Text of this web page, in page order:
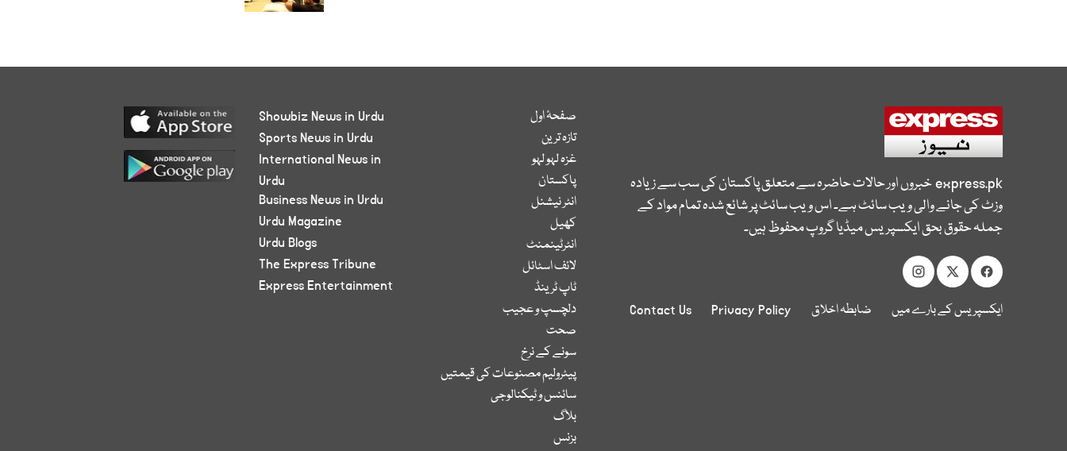
express.pkخبروں اور حالات حاضرہ سے متعلق پاکستان کی سب سے زیادہ
وزٹ کی جانے والی ویب سائٹ ہے۔ اس ویب سائٹ پر شائع شدہ تمام مواد کے
جملہ حقوق بحق ایکسپریس میڈیا گروپ محفوظ ہیں۔
ایکسپریس کے بارے میں ضابطہ اخلاق Privacy Policy
Contact Us
صفحۂ اول
تازہ ترین
غزہ لہو لہو
پاکستان
انٹر نیشنل
کھیل
انٹرٹینمنٹ
لائف اسٹائل
ٹاپ ٹرینڈ
دلچسپ و عجیب
صحت
سونے کے نرخ
پیٹرولیم مصنوعات کی قیمتیں
سائنس و ٹیکنالوجی
بلاگ
بزنس
Showbiz News in Urdu
Sports News in Urdu
International News in
Urdu
Business News in Urdu
Urdu Magazine
Urdu Blogs
The Express Tribune
Express Entertainment